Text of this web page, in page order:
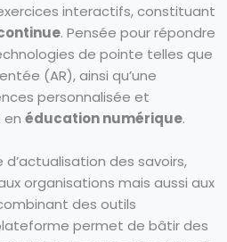
interactifs, constituant
. Pensée pour répondre
de pointe telles que
(AR), ainsi qu’une
personnalisée et
en éducation numérique.
des savoirs,
organisations mais aussi aux
des outils
permet de bâtir des